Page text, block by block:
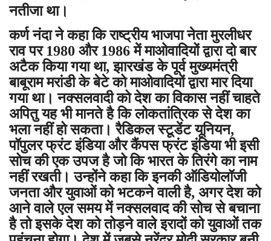
नतीजा था।
कर्ण नंदा ने कहा कि राष्ट्रीय भाजपा नेता मुरलीधर
राव पर 1980 और 1986 में माओवादियों द्वारा दो बार
अटैक किया गया था, झारखंड के पूर्व मुख्यमंत्री
बाबूराम मरांडी के बेटे को माओवादियों द्वारा मार दिया
गया था। नक्सलवादी को देश का विकास नहीं चाहते
अपितु यह भी मानते है कि लोकतांत्रिक से देश का
भला नहीं हो सकता। रैडिकल स्टूडेंट यूनियन,
पॉपुलर फ्रंट इंडिया और कैंपस फ्रंट इंडिया भी इसी
सोच की एक उपज है जो कि भारत के तिरंगे का नाम
नहीं रखती। उन्होंने कहा कि इनकी ऑडियोलॉजी
जनता और युवाओं को भटकने वाली है, अगर देश को
आने वाले एल समय में नक्सलवाद की सोच से बचाना
है तो इसके देश को तोड़ने वाले इरादों को युवाओं तक